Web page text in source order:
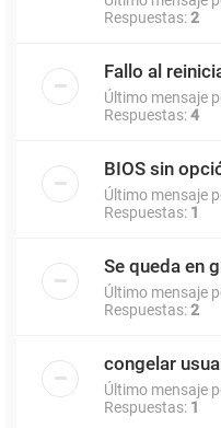
Respuestas:2
Fallo al
Último mensaje
Respuestas:4
BIOS sin
Último mensaje
Respuestas: 1
Se queda en
Último mensaje
Respuestas:2
congelar
Último mensaje
Respuestas: 1